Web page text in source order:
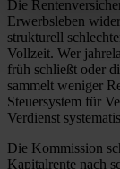
Die
Erwerbsleben
strukturell
Vollzeit. Wer
früh schließt oder
sammelt weniger
Steuersystem für
Verdienst
Die Kommission
Kapitalrente nach